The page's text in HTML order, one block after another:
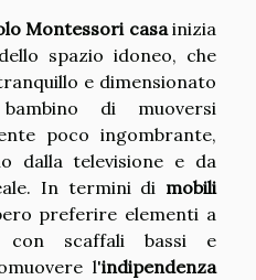
Montessori casainizia
spazio idoneo, che
e dimensionato
di muoversi
poco ingombrante,
dalla televisione e da
In termini di mobili
preferire elementi a
con scaffali bassi e
l'indipendenza